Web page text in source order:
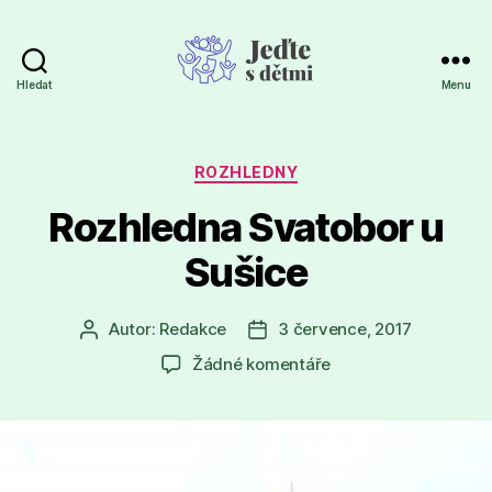
Hledat Menu
Rubriky
ROZHLEDNY
Rozhledna Svatobor u
Sušice
Autor
příspěvku
Autor: Redakce
Datum
příspěvku
3 července, 2017
Žádné komentářeu